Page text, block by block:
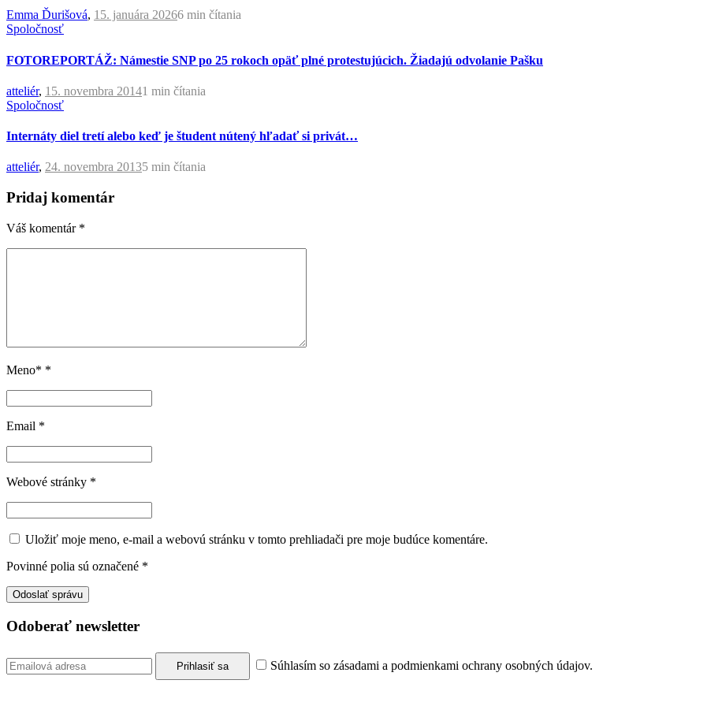
Emma Ďurišová, 15. januára 20266 min čítania
Spoločnosť
FOTOREPORTÁŽ: Námestie SNP po 25 rokoch opäť plné protestujúcich. Žiadajú odvolanie Pašku
atteliér, 15. novembra 20141 min čítania
Spoločnosť
Internáty diel tretí alebo keď je študent nútený hľadať si privát…
atteliér, 24. novembra 20135 min čítania
Pridaj komentár
Váš komentár *
Meno* *
Email *
Webové stránky *
Uložiť moje meno, e-mail a webovú stránku v tomto prehliadači pre moje budúce komentáre.
Povinné polia sú označené *
Odoberať newsletter
Súhlasím so zásadami a podmienkami ochrany osobných údajov.